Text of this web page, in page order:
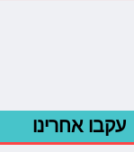
עקבו אחרינו